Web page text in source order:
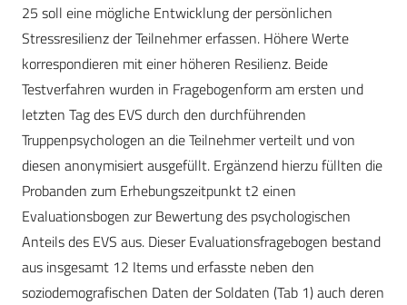
25 soll eine mögliche Entwicklung der persönlichen
Stressresilienz der Teilnehmer erfassen. Höhere Werte
korrespondieren mit einer höheren Resilienz. Beide
Testverfahren wurden in Fragebogenform am ersten und
letzten Tag des EVS durch den durchführenden
Truppenpsychologen an die Teilnehmer verteilt und von
diesen anonymisiert ausgefüllt. Ergänzend hierzu füllten die
Probanden zum Erhebungszeitpunkt t2 einen
Evaluationsbogen zur Bewertung des psychologischen
Anteils des EVS aus. Dieser Evaluationsfragebogen bestand
aus insgesamt 12 Items und erfasste neben den
soziodemografischen Daten der Soldaten (Tab 1) auch deren